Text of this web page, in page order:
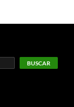
BUSCAR